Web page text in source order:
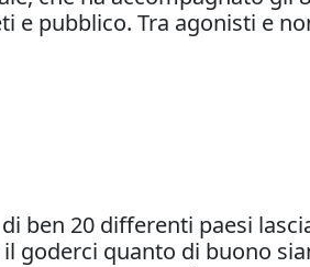
pubblico. Tra agonisti e
ben 20 differenti paesi
goderci quanto di buono